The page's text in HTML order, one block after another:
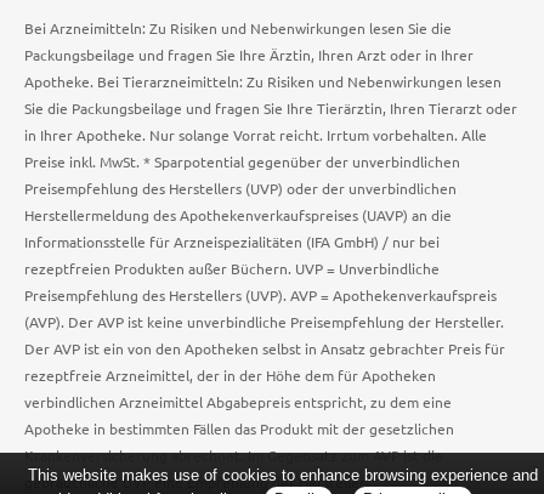
Bei Arzneimitteln: Zu Risiken und Nebenwirkungen lesen Sie die
Packungsbeilage und fragen Sie Ihre Ärztin, Ihren Arzt oder in Ihrer
Apotheke. Bei Tierarzneimitteln: Zu Risiken und Nebenwirkungen lesen
Sie die Packungsbeilage und fragen Sie Ihre Tierärztin, Ihren Tierarzt oder
in Ihrer Apotheke. Nur solange Vorrat reicht. Irrtum vorbehalten. Alle
Preise inkl. MwSt. * Sparpotential gegenüber der unverbindlichen
Preisempfehlung des Herstellers (UVP) oder der unverbindlichen
Herstellermeldung des Apothekenverkaufspreises (UAVP) an die
Informationsstelle für Arzneispezialitäten (IFA GmbH) / nur bei
rezeptfreien Produkten außer Büchern. UVP = Unverbindliche
Preisempfehlung des Herstellers (UVP). AVP = Apothekenverkaufspreis
(AVP). Der AVP ist keine unverbindliche Preisempfehlung der Hersteller.
Der AVP ist ein von den Apotheken selbst in Ansatz gebrachter Preis für
rezeptfreie Arzneimittel, der in der Höhe dem für Apotheken
verbindlichen Arzneimittel Abgabepreis entspricht, zu dem eine
Apotheke in bestimmten Fällen das Produkt mit der gesetzlichen
Krankenversicherung abrechnet. Im Gegensatz zum AVP ist die
gebräuchliche UVP eine Empfehlung der Hersteller.
This website makes use of cookies to enhance browsing experience and